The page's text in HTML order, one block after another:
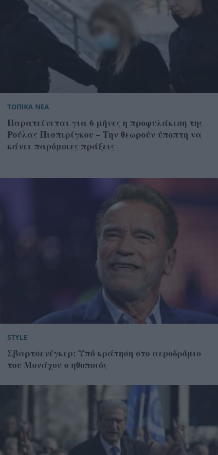
ΤΟΠΙΚΑ ΝΕΑ
Παρατείνεται για 6 μήνες η προφυλάκιση της
Ρούλας Πισπιρίγκου – Την θεωρούν ύποπτη να
κάνει παρόμοιες πράξεις
STYLE
Σβαρτσενέγκερ: Υπό κράτηση στο αεροδρόμιο
του Μονάχου ο ηθοποιός